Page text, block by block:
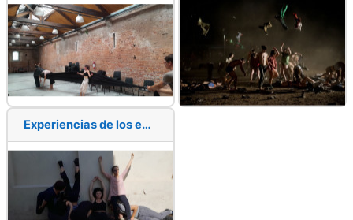
Experiencias de los encuentros